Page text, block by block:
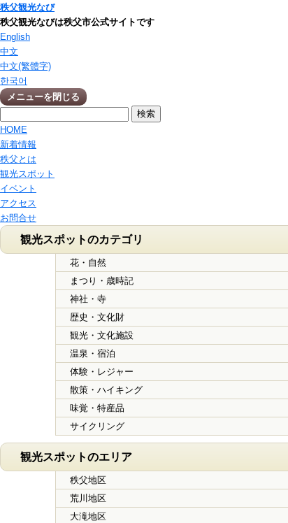
秩父観光なび
秩父観光なびは秩父市公式サイトです
English
中文
中文(繁體字)
한국어
メニューを閉じる
HOME
新着情報
秩父とは
観光スポット
イベント
アクセス
お問合せ
観光スポットのカテゴリ
花・自然
まつり・歳時記
神社・寺
歴史・文化財
観光・文化施設
温泉・宿泊
体験・レジャー
散策・ハイキング
味覚・特産品
サイクリング
観光スポットのエリア
秩父地区
荒川地区
大滝地区